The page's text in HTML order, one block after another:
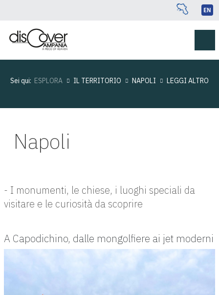
EN
Sei qui: ESPLORA IL TERRITORIO NAPOLI LEGGI ALTRO
Napoli
- I monumenti, le chiese, i luoghi speciali da
visitare e le curiosità da scoprire
A Capodichino, dalle mongolfiere ai jet moderni